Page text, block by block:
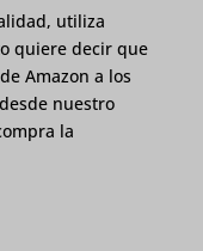
utiliza
quiere decir que
Amazon a los
nuestro
la